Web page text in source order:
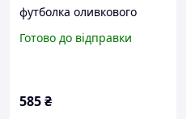
футболка оливкового
Готово до відправки
585₴